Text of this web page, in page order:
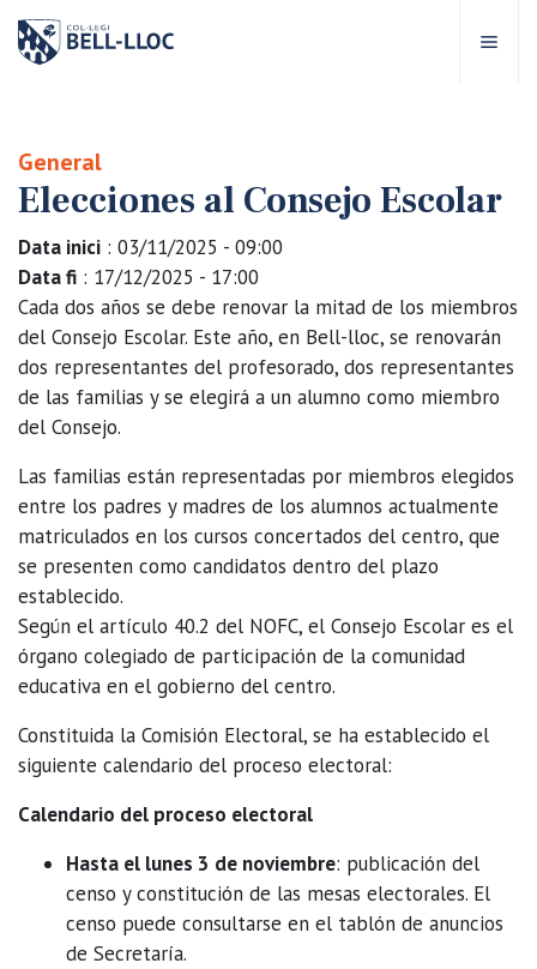
Bell-lloc
Educativo
educativas
Escolares
Bell-lloc
General
Elecciones al Consejo Escolar
Data inici : 03/11/2025 - 09:00
Data fi : 17/12/2025 - 17:00
Cada dos años se debe renovar la mitad de los miembros
del Consejo Escolar. Este año, en Bell-lloc, se renovarán
dos representantes del profesorado, dos representantes
de las familias y se elegirá a un alumno como miembro
del Consejo.
Las familias están representadas por miembros elegidos
entre los padres y madres de los alumnos actualmente
matriculados en los cursos concertados del centro, que
se presenten como candidatos dentro del plazo
establecido.
Según el artículo 40.2 del NOFC, el Consejo Escolar es el
órgano colegiado de participación de la comunidad
educativa en el gobierno del centro.
Constituida la Comisión Electoral, se ha establecido el
siguiente calendario del proceso electoral:
Calendario del proceso electoral
Hasta el lunes 3 de noviembre: publicación del
censo y constitución de las mesas electorales. El
censo puede consultarse en el tablón de anuncios
de Secretaría.